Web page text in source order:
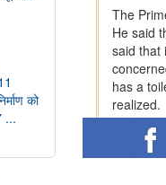
को
...